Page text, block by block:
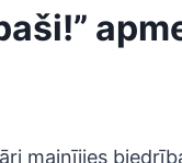
mainījies